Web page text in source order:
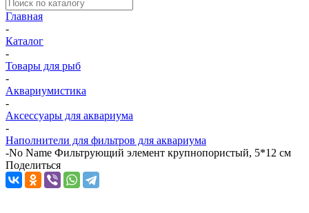
Главная
-
Каталог
-
Товары для рыб
-
Аквариумистика
-
Аксессуары для аквариума
-
Наполнители для фильтров для аквариума
-No Name Фильтрующий элемент крупнопористый, 5*12 см
Поделиться